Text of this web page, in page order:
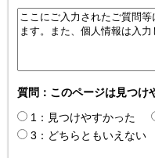
質問：このページは見つけ
1：見つけやすかった
3：どちらともいえない